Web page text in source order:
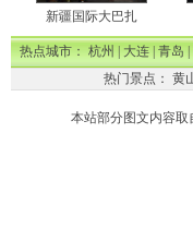
新疆国际大巴扎
热点城市：杭州|大连|青岛|
热门景点： 黄
本站部分图文内容